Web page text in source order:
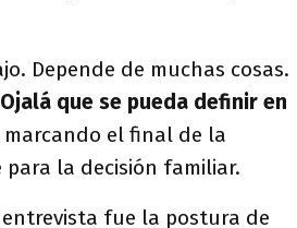
Depende de muchas cosas.
Ojalá que se pueda definir en
el final de la
la decisión familiar.
fue la postura de